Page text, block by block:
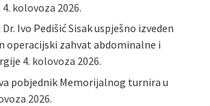
4. kolovoza 2026.
Ivo Pedišić Sisak uspješno izveden
operacijski zahvat abdominalne i
4. kolovoza 2026.
pobjednik Memorijalnog turnira u
2026.